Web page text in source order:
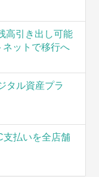
高引き出し可能
ネットで移行へ
タル資産プラ
支払いを全店舗